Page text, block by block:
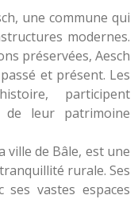
une commune qui
modernes.
préservées, Aesch
et présent. Les
participent
de leur patrimoine
ville de Bâle, est une
rurale. Ses
ses vastes espaces